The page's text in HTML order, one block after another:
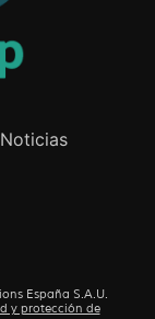
Noticias
España S.A.U.
y protección de